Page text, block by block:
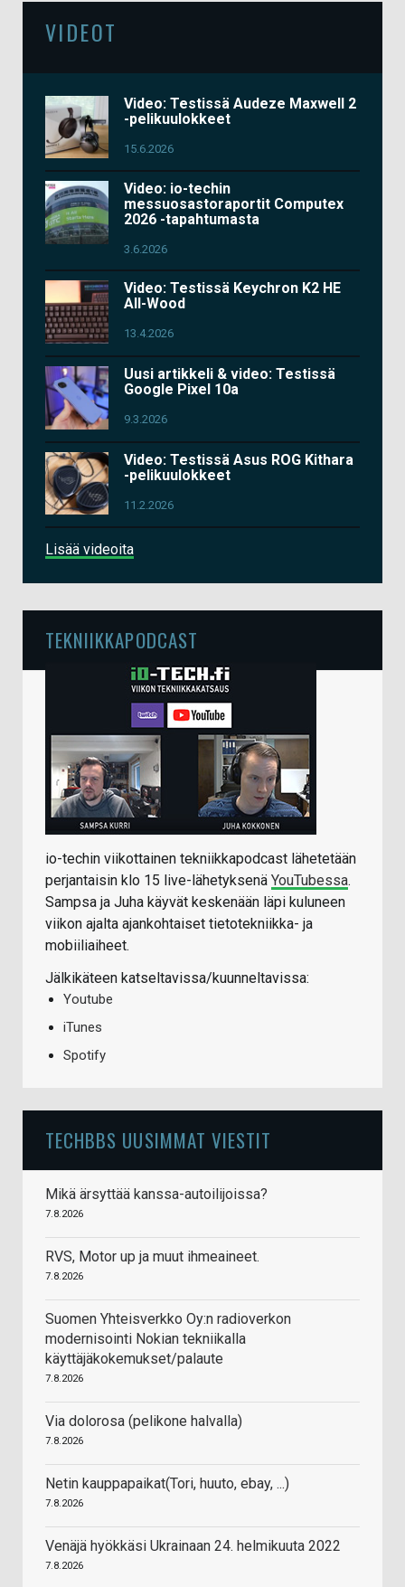
VIDEOT
Video: Testissä Audeze Maxwell 2
-pelikuulokkeet
15.6.2026
Video: io-techin
messuosastoraportit Computex
2026 -tapahtumasta
3.6.2026
Video: Testissä Keychron K2 HE
All-Wood
13.4.2026
Uusi artikkeli & video: Testissä
Google Pixel 10a
9.3.2026
Video: Testissä Asus ROG Kithara
-pelikuulokkeet
11.2.2026
Lisää videoita
TEKNIIKKAPODCAST
io-techin viikottainen tekniikkapodcast lähetetään
perjantaisin klo 15 live-lähetyksenä YouTubessa.
Sampsa ja Juha käyvät keskenään läpi kuluneen
viikon ajalta ajankohtaiset tietotekniikka- ja
mobiiliaiheet.
Jälkikäteen katseltavissa/kuunneltavissa:
Youtube
iTunes
Spotify
TECHBBS UUSIMMAT VIESTIT
Mikä ärsyttää kanssa-autoilijoissa?
7.8.2026
RVS, Motor up ja muut ihmeaineet.
7.8.2026
Suomen Yhteisverkko Oy:n radioverkon
modernisointi Nokian tekniikalla
käyttäjäkokemukset/palaute
7.8.2026
Via dolorosa (pelikone halvalla)
7.8.2026
Netin kauppapaikat(Tori, huuto, ebay, ...)
7.8.2026
Venäjä hyökkäsi Ukrainaan 24. helmikuuta 2022
7.8.2026